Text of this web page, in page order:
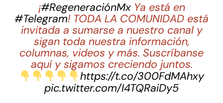
¡#RegeneraciónMxYa está en
#Telegram! TODA LA COMUNIDAD está
invitada a sumarse a nuestro canal y
sigan toda nuestra información,
columnas, videos y más. Suscríbanse
aquí y sigamos creciendo juntos.
https://t.co/300FdMAhxy
pic.twitter.com/I4TQRaiDy5